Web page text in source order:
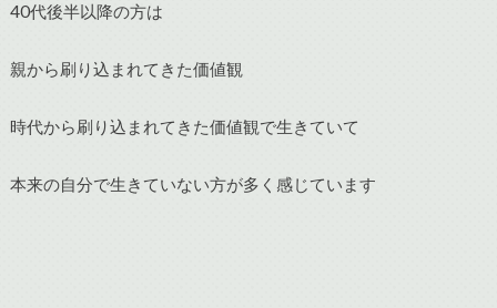
40代後半以降の方は
親から刷り込まれてきた価値観
時代から刷り込まれてきた価値観で生きていて
本来の自分で生きていない方が多く感じています